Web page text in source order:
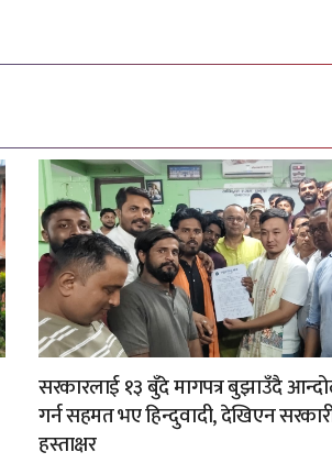
सरकारलाई १३ बुँदे मागपत्र बुझाउँदै
गर्न सहमत भए हिन्दुवादी, देखिएन
हस्ताक्षर